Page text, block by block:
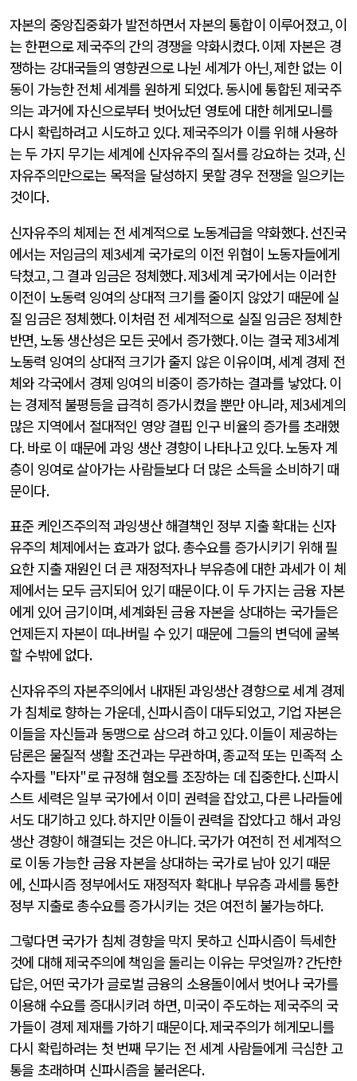
자본의 중앙집중화가 발전하면서 자본의 통합이 이루어졌고,이
는 한편으로 제국주의 간의 경쟁을 약화시켰다.이제 자본은 경
쟁하는 강대국들의 영향권으로 나뉜 세계가 아닌,제한 없는 이
동이 가능한 전체 세계를 원하게 되었다.동시에 통합된 제국주
의는 과거에 자신으로부터 벗어났던 영토에 대한 헤게모니를
다시 확립하려고 시도하고 있다.제국주의가 이를 위해 사용하
는 두 가지 무기는 세계에 신자유주의 질서를 강요하는 것과, 신
자유주의만으로는 목적을 달성하지 못할 경우 전쟁을 일으키는
것이다.
신자유주의 체제는 전 세계적으로 노동계급을 약화했다.선진국
에서는 저임금의 제3세계 국가로의 이전 위협이 노동자들에게
닥쳤고,그 결과 임금은 정체했다.제3세계 국가에서는 이러한
이전이 노동력 잉여의 상대적 크기를 줄이지 않았기 때문에 실
질 임금은 정체했다.이처럼 전 세계적으로 실질 임금은 정체한
반면, 노동 생산성은 모든 곳에서 증가했다.이는 결국 제3세계
노동력 잉여의 상대적 크기가 줄지 않은 이유이며,세계 경제 전
체와 각국에서 경제 잉여의 비중이 증가하는 결과를 낳았다.이
는 경제적 불평등을 급격히 증가시켰을 뿐만 아니라,제3세계의
많은 지역에서 절대적인 영양 결핍 인구 비율의 증가를 초래했
다.바로 이 때문에 과잉 생산 경향이 나타나고 있다.노동자 계
층이 잉여로 살아가는 사람들보다 더 많은 소득을 소비하기 때
문이다.
표준 케인즈주의적 과잉생산 해결책인 정부 지출 확대는 신자
유주의 체제에서는 효과가 없다.총수요를 증가시키기 위해 필
요한 지출 재원인 더 큰 재정적자나 부유층에 대한 과세가 이 체
제에서는 모두 금지되어 있기 때문이다.이 두 가지는 금융 자본
에게 있어 금기이며,세계화된 금융 자본을 상대하는 국가들은
언제든지 자본이 떠나버릴 수 있기 때문에 그들의 변덕에 굴복
할 수밖에 없다.
신자유주의 자본주의에서 내재된 과잉생산 경향으로 세계 경제
가 침체로 향하는 가운데,신파시즘이 대두되었고, 기업 자본은
이들을 자신들과 동맹으로 삼으려 하고 있다.이들이 제공하는
담론은 물질적 생활 조건과는 무관하며,종교적 또는 민족적 소
수자를 "타자"로 규정해 혐오를 조장하는 데 집중한다.신파시
스트 세력은 일부 국가에서 이미 권력을 잡았고,다른 나라들에
서도 대기하고 있다.하지만 이들이 권력을 잡았다고 해서 과잉
생산 경향이 해결되는 것은 아니다.국가가 여전히 전 세계적으
로 이동 가능한 금융 자본을 상대하는 국가로 남아 있기 때문
에, 신파시즘 정부에서도 재정적자 확대나 부유층 과세를 통한
정부 지출로 총수요를 증가시키는 것은 여전히 불가능하다.
그렇다면 국가가 침체 경향을 막지 못하고 신파시즘이 득세한
것에 대해 제국주의에 책임을 돌리는 이유는 무엇일까?간단한
답은, 어떤 국가가 글로벌 금융의 소용돌이에서 벗어나 국가를
이용해 수요를 증대시키려 하면, 미국이 주도하는 제국주의 국
가들이 경제 제재를 가하기 때문이다.제국주의가 헤게모니를
다시 확립하려는 첫 번째 무기는 전 세계 사람들에게 극심한 고
통을 초래하며 신파시즘을 불러온다.